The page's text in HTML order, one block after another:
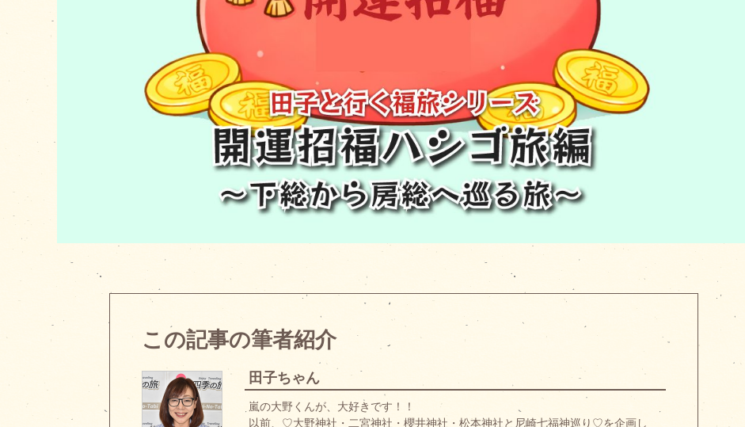
この記事の筆者紹介
田子ちゃん
嵐の大野くんが、大好きです！！
以前、♡大野神社・二宮神社・櫻井神社・松本神社と尼崎七福神巡り♡を企画し